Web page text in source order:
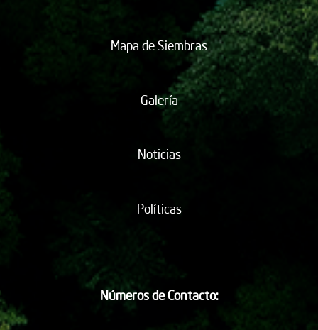
Mapa de Siembras
Galería
Noticias
Políticas
Números de Contacto: